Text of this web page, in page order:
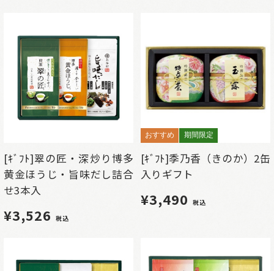
[ｷﾞﾌﾄ]翠の匠・深炒り博多
黄金ほうじ・旨味だし詰合
せ3本入
¥3,526 税込
おすすめ 期間限定
[ｷﾞﾌﾄ]季乃香（きのか）2缶
入りギフト
¥3,490 税込